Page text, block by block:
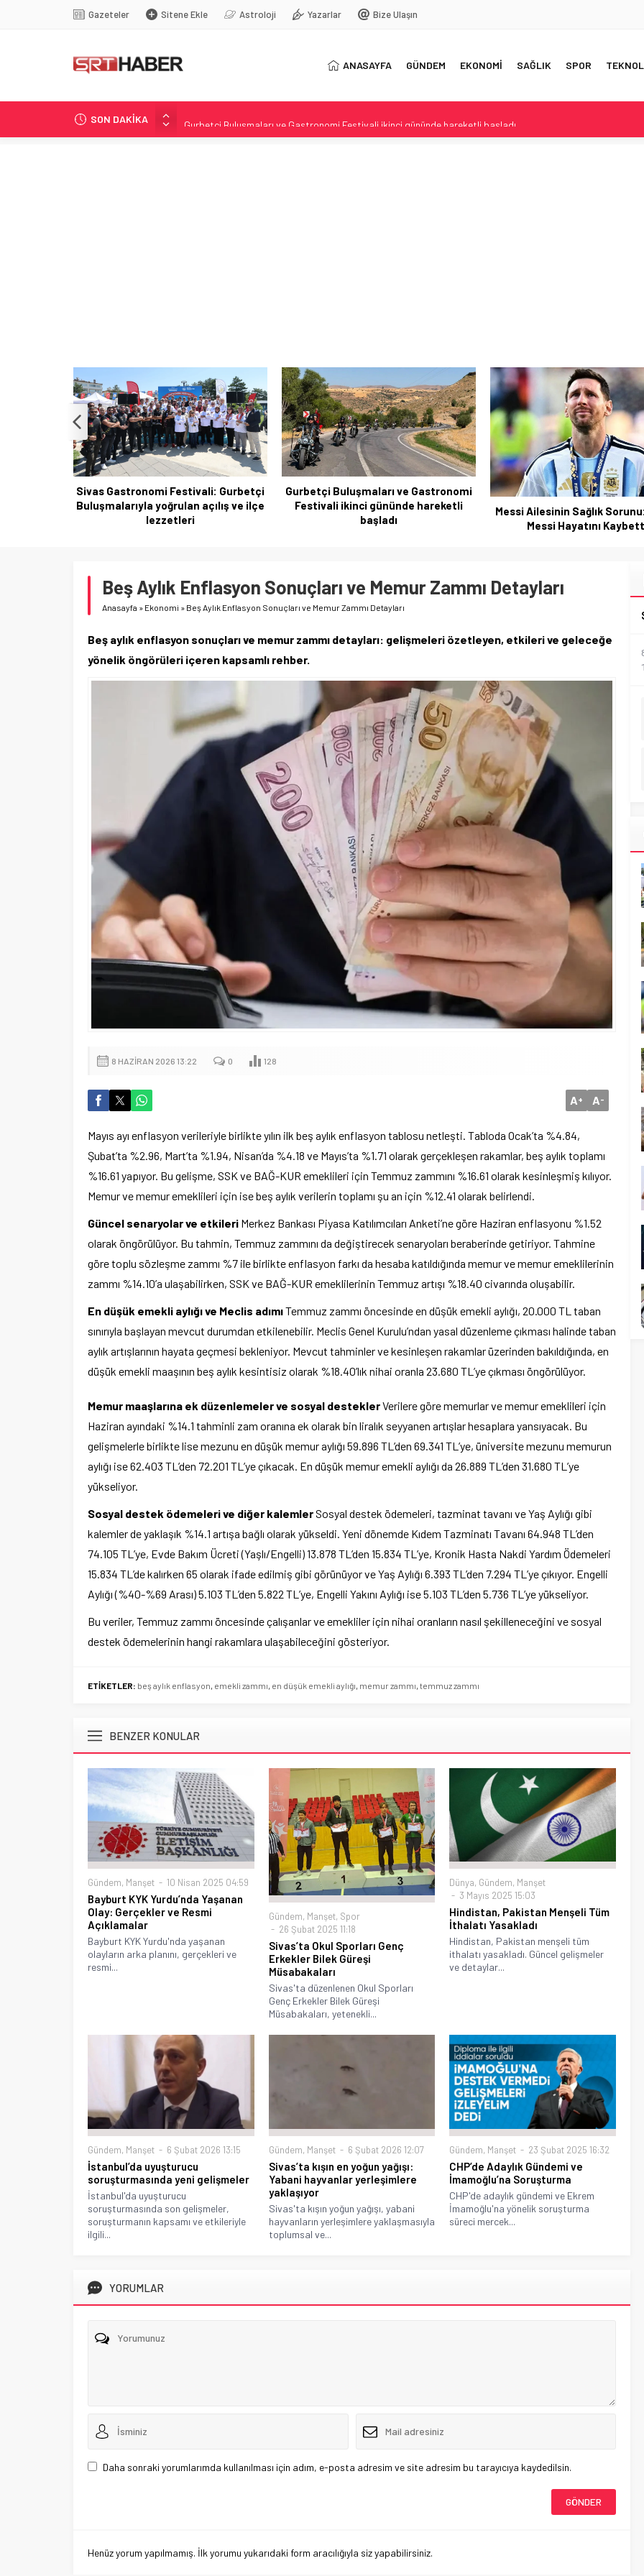
Gazeteler Sitene Ekle Astroloji Yazarlar Bize Ulaşın
ANASAYFA GÜNDEM EKONOMİ SAĞLIK SPOR
SON DAKİKA
Gurbetçi Buluşmaları ve Gastronomi Festivali ikinci gününde hareketli başladı
Messi Ailesinin Sağlık Sorunu: Jorge Messi Hayatını Kaybetti
Gurbetçi Buluşmaları ve Gastronomi
Festivali ikinci gününde hareketli
başladı
Messi Ailesinin Sağlık Sorunu: Jorge
Messi Hayatını Kaybetti
Cep telefonu çekmeyen
telsizle yaşam
Beş Aylık Enflasyon Sonuçları ve Memur Zammı Detayları
Anasayfa » Ekonomi » Beş Aylık Enflasyon Sonuçları ve Memur Zammı Detayları
Beş aylık enflasyon sonuçları ve memur zammı detayları: gelişmeleri özetleyen, etkileri ve geleceğe
yönelik öngörüleri içeren kapsamlı rehber.
8 HAZIRAN 2026 13:22 0 128
A+ A-
Mayıs ayı enflasyon verileriyle birlikte yılın ilk beş aylık enflasyon tablosu netleşti. Tabloda Ocak’ta %4.84,
Şubat’ta %2.96, Mart’ta %1.94, Nisan’da %4.18 ve Mayıs’ta %1.71 olarak gerçekleşen rakamlar, beş aylık toplamı
%16.61 yapıyor. Bu gelişme, SSK ve BAĞ-KUR emeklileri için Temmuz zammını %16.61 olarak kesinleşmiş kılıyor.
Memur ve memur emeklileri için ise beş aylık verilerin toplamı şu an için %12.41 olarak belirlendi.
Güncel senaryolar ve etkileri Merkez Bankası Piyasa Katılımcıları Anketi’ne göre Haziran enflasyonu %1.52
olarak öngörülüyor. Bu tahmin, Temmuz zammını da değiştirecek senaryoları beraberinde getiriyor. Tahmine
göre toplu sözleşme zammı %7 ile birlikte enflasyon farkı da hesaba katıldığında memur ve memur emeklilerinin
zammı %14.10’a ulaşabilirken, SSK ve BAĞ-KUR emeklilerinin Temmuz artışı %18.40 civarında oluşabilir.
En düşük emekli aylığı ve Meclis adımıTemmuz zammı öncesinde en düşük emekli aylığı, 20.000 TL taban
sınırıyla başlayan mevcut durumdan etkilenebilir. Meclis Genel Kurulu’ndan yasal düzenleme çıkması halinde taban
aylık artışlarının hayata geçmesi bekleniyor. Mevcut tahminler ve kesinleşen rakamlar üzerinden bakıldığında, en
düşük emekli maaşının beş aylık kesintisiz olarak %18.40’lık nihai oranla 23.680 TL’ye çıkması öngörülüyor.
Memur maaşlarına ek düzenlemeler ve sosyal desteklerVerilere göre memurlar ve memur emeklileri için
Haziran ayındaki %14.1 tahminli zam oranına ek olarak bin liralık seyyanen artışlar hesaplara yansıyacak. Bu
gelişmelerle birlikte lise mezunu en düşük memur aylığı 59.896 TL’den 69.341 TL’ye, üniversite mezunu memurun
aylığı ise 62.403 TL’den 72.201 TL’ye çıkacak. En düşük memur emekli aylığı da 26.889 TL’den 31.680 TL’ye
yükseliyor.
Sosyal destek ödemeleri ve diğer kalemlerSosyal destek ödemeleri, tazminat tavanı ve Yaş Aylığı gibi
kalemler de yaklaşık %14.1 artışa bağlı olarak yükseldi. Yeni dönemde Kıdem Tazminatı Tavanı 64.948 TL’den
74.105 TL’ye, Evde Bakım Ücreti (Yaşlı/Engelli) 13.878 TL’den 15.834 TL’ye, Kronik Hasta Nakdi Yardım Ödemeleri
15.834 TL’de kalırken 65 olarak ifade edilmiş gibi görünüyor ve Yaş Aylığı 6.393 TL’den 7.294 TL’ye çıkıyor. Engelli
Aylığı (%40-%69 Arası) 5.103 TL’den 5.822 TL’ye, Engelli Yakını Aylığı ise 5.103 TL’den 5.736 TL’ye yükseliyor.
Bu veriler, Temmuz zammı öncesinde çalışanlar ve emekliler için nihai oranların nasıl şekilleneceğini ve sosyal
destek ödemelerinin hangi rakamlara ulaşabileceğini gösteriyor.
ETİKETLER: beş aylık enflasyon emekli zammı en düşük emekli aylığı memur zammı temmuz zammı
BENZER KONULAR
Gündem, Manşet 10 Nisan 2025 04:59
Bayburt KYK Yurdu’nda Yaşanan
Olay: Gerçekler ve Resmi
Açıklamalar
Bayburt KYK Yurdu'nda yaşanan
olayların arka planını, gerçekleri ve
resmi...
Gündem, Manşet, Spor
26 Şubat 2025 11:18
Sivas’ta Okul Sporları Genç
Erkekler Bilek Güreşi
Müsabakaları
Sivas'ta düzenlenen Okul Sporları
Genç Erkekler Bilek Güreşi
Müsabakaları, yetenekli...
Dünya, Gündem, Manşet
3 Mayıs 2025 15:03
Hindistan, Pakistan Menşeli Tüm
İthalatı Yasakladı
Hindistan, Pakistan menşeli tüm
ithalatı yasakladı. Güncel gelişmeler
ve detaylar...
Gündem, Manşet 6 Şubat 2026 13:15
İstanbul’da uyuşturucu
soruşturmasında yeni gelişmeler
İstanbul'da uyuşturucu
soruşturmasında son gelişmeler,
soruşturmanın kapsamı ve etkileriyle
ilgili...
Gündem, Manşet 6 Şubat 2026 12:07
Sivas’ta kışın en yoğun yağışı:
Yabani hayvanlar yerleşimlere
yaklaşıyor
Sivas'ta kışın yoğun yağışı, yabani
hayvanların yerleşimlere yaklaşmasıyla
toplumsal ve...
Gündem, Manşet 23 Şubat 2025 16:32
CHP’de Adaylık Gündemi ve
İmamoğlu’na Soruşturma
CHP'de adaylık gündemi ve Ekrem
İmamoğlu'na yönelik soruşturma
süreci mercek...
YORUMLAR
Daha sonraki yorumlarımda kullanılması için adım, e-posta adresim ve site adresim bu tarayıcıya kaydedilsin.
Henüz yorum yapılmamış. İlk yorumu yukarıdaki form aracılığıyla siz yapabilirsiniz.